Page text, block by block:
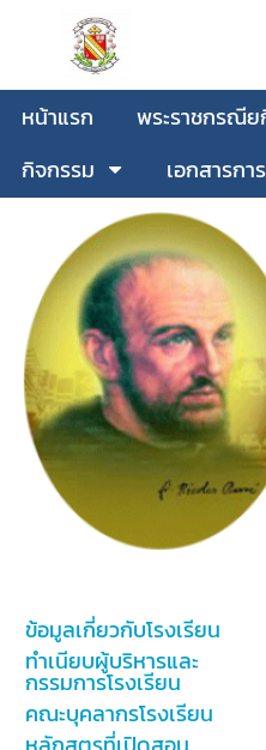
หน้าแรก พระราชกรณี
กิจกรรม
เอกสารกา
ข้อมูลเกี่ยวกับโรงเรียน
ทำเนียบผู้บริหารและ
กรรมการโรงเรียน
คณะบุคลากรโรงเรียน